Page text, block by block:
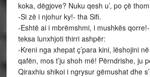
koka, dëgjove? Nuku qesh u’, po çë
-Si zë i njohur ky!- tha Sifi.
-Eshtë ai i mbrëmshmi, i mushkës
teksa lunxhjoti thirri ashpër:
-Kreni nga xhepat ç’para kini, lëshojini
qafën, mos t’ju shoh më! Përndrishe, ju
Qiraxhiu shikoi i ngrysur gëmushat dhe